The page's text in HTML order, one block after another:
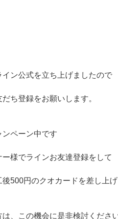
イン公式を立ち上げましたので
ち登録をお願いします。
ンペーン中です
様でラインお友達登録をして
500円のクオカードを差し上
、この機会に是非検討くださ